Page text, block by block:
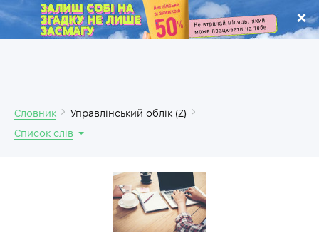
.
Словник
Управлінський облік (Z)
Список слів